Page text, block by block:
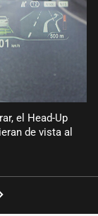
el Head-Up
de vista al